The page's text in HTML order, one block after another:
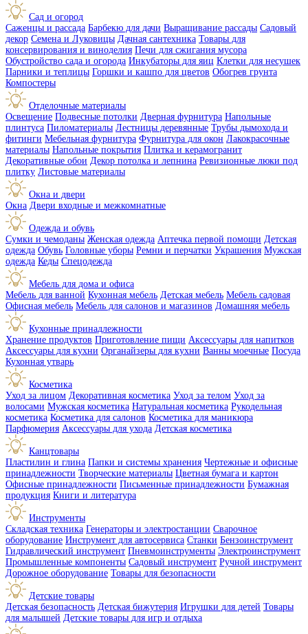
Сад и огород
Саженцы и рассада Барбекю для дачи Выращивание рассады Садовый
декор Семена и Луковицы Дачная сантехника Товары для
консервирования и виноделия Печи для сжигания мусора
Обустройство сада и огорода Инкубаторы для яиц Клетки для несушек
Парники и теплицы Горшки и кашпо для цветов Обогрев грунта
Компостеры
Отделочные материалы
Освещение Подвесные потолки Дверная фурнитура Напольные
плинтуса Пиломатериалы Лестницы деревянные Трубы дымохода и
фитинги Мебельная фурнитура Фурнитура для окон Лакокрасочные
материалы Напольные покрытия Плитка и керамогранит
Декоративные обои Декор потолка и лепнина Ревизионные люки под
плитку Листовые материалы
Окна и двери
Окна Двери входные и межкомнатные
Одежда и обувь
Сумки и чемоданы Женская одежда Аптечка первой помощи Детская
одежда Обувь Головные уборы Ремни и перчатки Украшения Мужская
одежда Кеды Спецодежда
Мебель для дома и офиса
Мебель для ванной Кухонная мебель Детская мебель Мебель садовая
Офисная мебель Мебель для салонов и магазинов Домашняя мебель
Кухонные принадлежности
Хранение продуктов Приготовление пищи Аксессуары для напитков
Аксессуары для кухни Органайзеры для кухни Ванны моечные Посуда
Кухонная утварь
Косметика
Уход за лицом Декоративная косметика Уход за телом Уход за
волосами Мужская косметика Натуральная косметика Рукодельная
косметика Косметика для салонов Косметика для маникюра
Парфюмерия Аксессуары для ухода Детская косметика
Канцтовары
Пластилин и глина Папки и системы хранения Чертежные и офисные
принадлежности Творческие материалы Цветная бумага и картон
Офисные принадлежности Письменные принадлежности Бумажная
продукция Книги и литература
Инструменты
Складская техника Генераторы и электростанции Сварочное
оборудование Инструмент для автосервиса Станки Бензоинструмент
Гидравлический инструмент Пневмоинструменты Электроинструмент
Промышленные компоненты Садовый инструмент Ручной инструмент
Дорожное оборудование Товары для безопасности
Детские товары
Детская безопасность Детская бижутерия Игрушки для детей Товары
для малышей Детские товары для игр и отдыха